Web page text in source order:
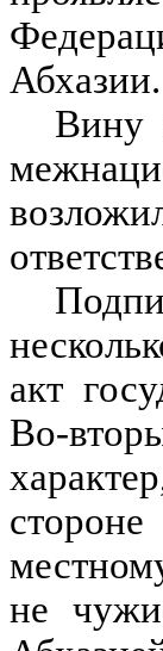
Абхазии.
Вину
акт
Во-
не